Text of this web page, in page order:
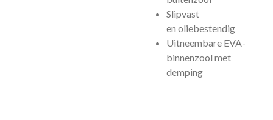
Slipvast
en oliebestendig
Uitneembare EVA-
binnenzool met
demping